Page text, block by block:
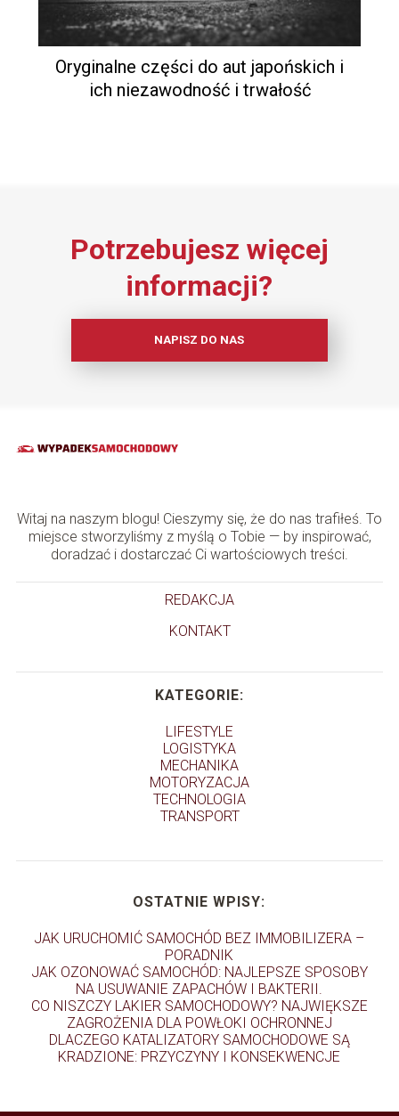
Oryginalne części do aut japońskich i
ich niezawodność i trwałość
Potrzebujesz więcej
informacji?
NAPISZ DO NAS
Witaj na naszym blogu! Cieszymy się, że do nas trafiłeś. To
miejsce stworzyliśmy z myślą o Tobie — by inspirować,
doradzać i dostarczać Ci wartościowych treści.
REDAKCJA
KONTAKT
KATEGORIE:
LIFESTYLE
LOGISTYKA
MECHANIKA
MOTORYZACJA
TECHNOLOGIA
TRANSPORT
OSTATNIE WPISY:
JAK URUCHOMIĆ SAMOCHÓD BEZ IMMOBILIZERA –
PORADNIK
JAK OZONOWAĆ SAMOCHÓD: NAJLEPSZE SPOSOBY
NA USUWANIE ZAPACHÓW I BAKTERII.
CO NISZCZY LAKIER SAMOCHODOWY? NAJWIĘKSZE
ZAGROŻENIA DLA POWŁOKI OCHRONNEJ
DLACZEGO KATALIZATORY SAMOCHODOWE SĄ
KRADZIONE: PRZYCZYNY I KONSEKWENCJE